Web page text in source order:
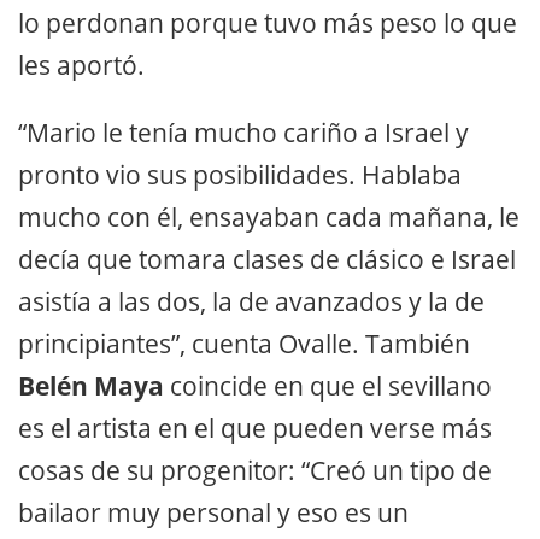
lo perdonan porque tuvo más peso lo que
les aportó.
“Mario le tenía mucho cariño a Israel y
pronto vio sus posibilidades. Hablaba
mucho con él, ensayaban cada mañana, le
decía que tomara clases de clásico e Israel
asistía a las dos, la de avanzados y la de
principiantes”, cuenta Ovalle. También
Belén Maya coincide en que el sevillano
es el artista en el que pueden verse más
cosas de su progenitor: “Creó un tipo de
bailaor muy personal y eso es un